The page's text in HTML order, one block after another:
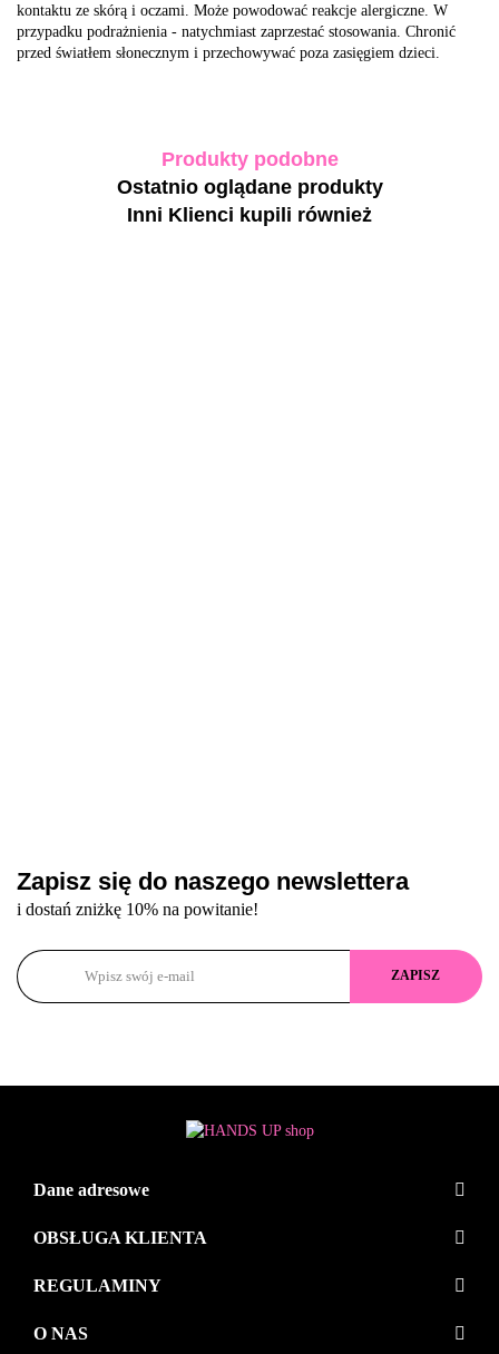
kontaktu ze skórą i oczami. Może powodować reakcje alergiczne. W
przypadku podrażnienia - natychmiast zaprzestać stosowania. Chronić
przed światłem słonecznym i przechowywać poza zasięgiem dzieci.
Produkty podobne
Ostatnio oglądane produkty
Inni Klienci kupili również
Zapisz się do naszego newslettera
i dostań zniżkę 10% na powitanie!
Dane adresowe
OBSŁUGA KLIENTA
REGULAMINY
O NAS